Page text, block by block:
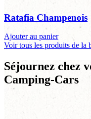
Ratafia Champenois
Ajouter au panier
Voir tous les produits de la
Séjournez chez
Camping-Cars